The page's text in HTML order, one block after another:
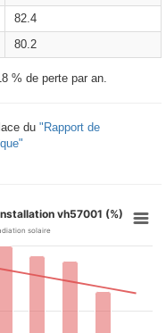
82.4
80.2
% de perte par an.
du "Rapport de
vh57001 (%)
solaire